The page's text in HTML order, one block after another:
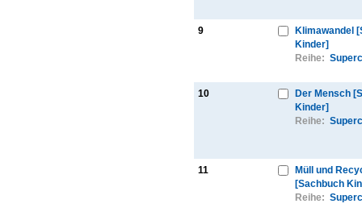
9
Klimawandel
Kinder]
Reihe:
10
Der Mensch
Kinder]
Reihe:
11
Müll und
[Sachbuch
Reihe: